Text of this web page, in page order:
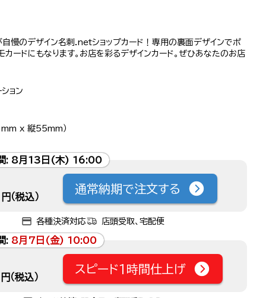
慢のデザイン名刺.netショップカード！専用の裏面デザインでポ
カードにもなります。お店を彩るデザインカード。ぜひあなたのお店
ョン
x 縦55mm）
: 8月13日(木) 16:00
円（税込）
通常納期で注文する
各種決済対応 店頭受取、宅配便
: 8月7日(金) 10:00
円（税込）
スピード1時間仕上げ